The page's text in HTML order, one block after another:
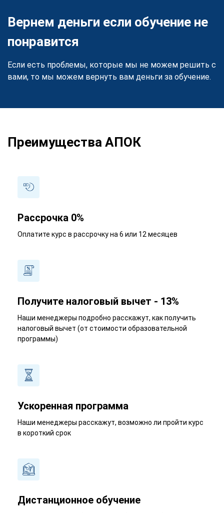
Вернем деньги если обучение не
понравится
Если есть проблемы, которые мы не можем решить с
вами, то мы можем вернуть вам деньги за обучение.
Преимущества АПОК
Рассрочка 0%
Оплатите курс в рассрочку на 6 или 12 месяцев
Получите налоговый вычет - 13%
Наши менеджеры подробно расскажут, как получить
налоговый вычет (от стоимости образовательной
программы)
Ускоренная программа
Наши менеджеры расскажут, возможно ли пройти курс
в короткий срок
Дистанционное обучение